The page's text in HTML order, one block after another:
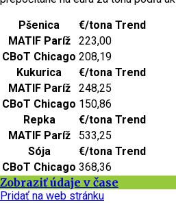
Pšenica
€/tona Trend
MATIF Paríž
223,00
CBoT Chicago 208,19
Kukurica
€/tona Trend
MATIF Paríž
248,25
CBoT Chicago 150,86
Repka
€/tona Trend
MATIF Paríž
533,25
Sója
€/tona Trend
CBoT Chicago 368,36
Zobraziť údaje v čase
Pridať na web stránku